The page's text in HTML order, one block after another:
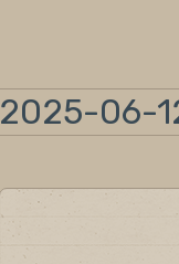
2025-06-